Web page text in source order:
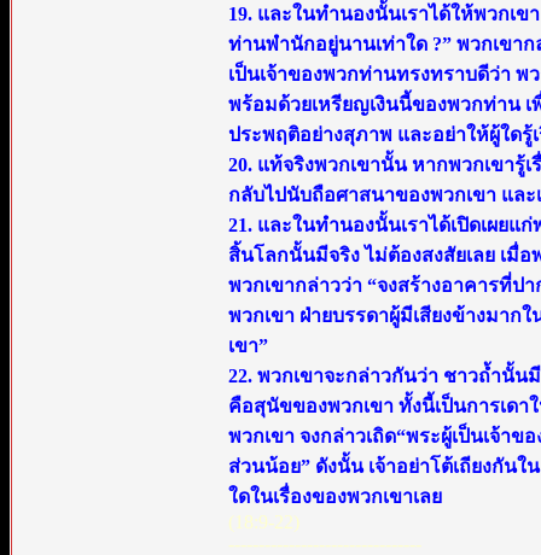
19. และในทำนองนั้นเราได้ให้พวกเ
ท่านพำนักอยู่นานเท่าใด ?” พวกเขา
เป็นเจ้าของพวกท่านทรงทราบดีว่า
พร้อมด้วยเหรียญเงินนี้ของพวกท่าน
ประพฤติอย่างสุภาพ และอย่าให้ผู้ใดรู้
20. แท้จริงพวกเขานั้น หากพวกเขา
กลับไปนับถือศาสนาของพวกเขา แล
21. และในทำนองนั้นเราได้เปิดเผย
สิ้นโลกนั้นมีจริง ไม่ต้องสงสัยเลย เมื่อ
พวกเขากล่าวว่า “จงสร้างอาคารที่ป
พวกเขา ฝ่ายบรรดาผู้มีเสียงข้างมาก
เขา”
22. พวกเขาจะกล่าวกันว่า ชาวถ้ำนั้
คือสุนัขของพวกเขา ทั้งนี้เป็นการเด
พวกเขา จงกล่าวเถิด“พระผู้เป็นเจ้า
ส่วนน้อย” ดังนั้น เจ้าอย่าโต้เถียงกัน
ใดในเรื่องของพวกเขาเลย
(18:9-22)
--------------------------------